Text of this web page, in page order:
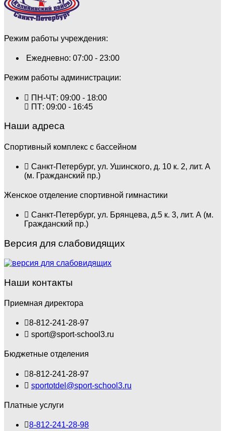
Режим работы учреждения:
Ежедневно: 07:00 - 23:00
Режим работы администрации:
ПН-ЧТ: 09:00 - 18:00
ПТ: 09:00 - 16:45
Наши адреса
Спортивный комплекс с бассейном
Санкт-Петербург, ул. Ушинского, д. 10 к. 2, лит. А
(м. Гражданский пр.)
Женское отделение спортивной гимнастики
Санкт-Петербург, ул. Брянцева, д.5 к. 3, лит. А (м.
Гражданский пр.)
Версия для слабовидящих
Наши контакты
Приемная директора
8-812-241-28-97
sport@sport-school3.ru
Бюджетные отделения
8-812-241-28-97
sportotdel@sport-school3.ru
Платные услуги
8-812-241-28-98